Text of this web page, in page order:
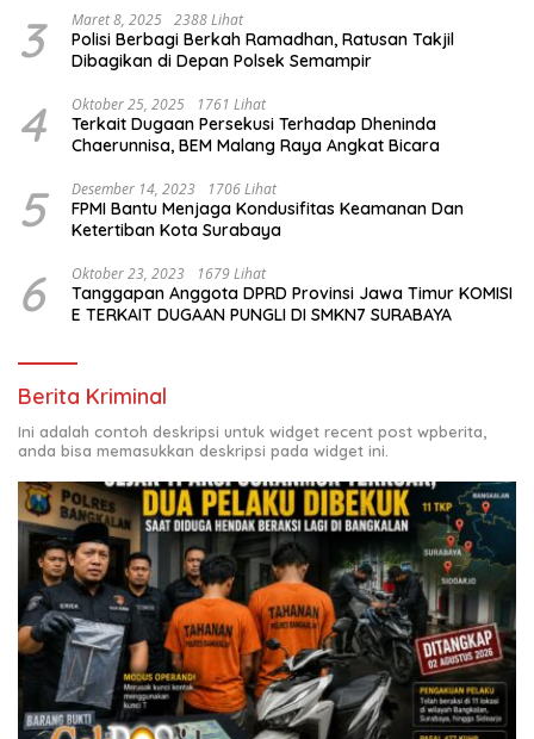
3 Maret 8, 2025 2388 Lihat
Polisi Berbagi Berkah Ramadhan, Ratusan Takjil
Dibagikan di Depan Polsek Semampir
4 Oktober 25, 2025 1761 Lihat
Terkait Dugaan Persekusi Terhadap Dheninda
Chaerunnisa, BEM Malang Raya Angkat Bicara
5 Desember 14, 2023 1706 Lihat
FPMI Bantu Menjaga Kondusifitas Keamanan Dan
Ketertiban Kota Surabaya
6 Oktober 23, 2023 1679 Lihat
Tanggapan Anggota DPRD Provinsi Jawa Timur KOMISI
E TERKAIT DUGAAN PUNGLI DI SMKN7 SURABAYA
Berita Kriminal
Ini adalah contoh deskripsi untuk widget recent post wpberita,
anda bisa memasukkan deskripsi pada widget ini.